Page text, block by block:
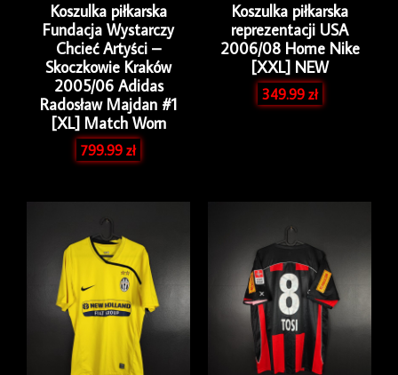
Koszulka piłkarska
Fundacja Wystarczy
Chcieć Artyści –
Skoczkowie Kraków
2005/06 Adidas
Radosław Majdan #1
[XL] Match Worn
799.99zł
Koszulka piłkarska
reprezentacji USA
2006/08 Home Nike
[XXL] NEW
349.99zł